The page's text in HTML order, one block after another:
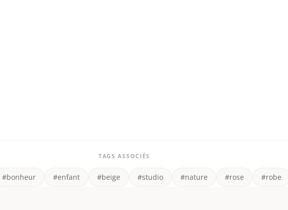
TAGS ASSOCIÉS
#bonheur #enfant #beige #studio #nature #rose #robe